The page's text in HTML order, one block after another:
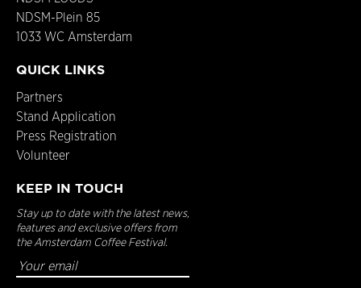
NDSM-Plein 85
1033 WC Amsterdam
QUICK LINKS
Partners
Stand Application
Press Registration
Volunteer
KEEP IN TOUCH
Stay up to date with the latest news,
features and exclusive offers from
the Amsterdam Coffee Festival.